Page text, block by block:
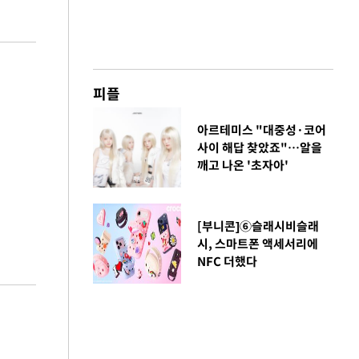
피플
아르테미스 "대중성·코어
사이 해답 찾았죠"…알을
깨고 나온 '초자아'
[부니콘]⑥슬래시비슬래
시, 스마트폰 액세서리에
NFC 더했다